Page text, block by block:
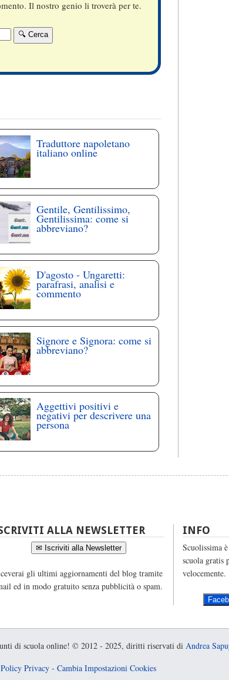
Il nostro genio li troverà per te.
Traduttore napoletano
italiano online
Gentile, Gentilissimo,
Gentilissima: come si
abbreviano?
D'agosto - Ungaretti:
parafrasi, analisi e
commento
Signore e Signora: come si
abbreviano?
Aggettivi positivi e
negativi per descrivere una
persona
ALLA NEWSLETTER
✉ Iscriviti alla Newsletter
gli ultimi aggiornamenti del blog tramite
ed in modo gratuito senza pubblicità o spam.
INFO
Scuolissima
scuola gratis
velocemente.
di scuola online! © 2012 - 2025, diritti riservati di Andrea
Policy Privacy- Cambia Impostazioni Cookies